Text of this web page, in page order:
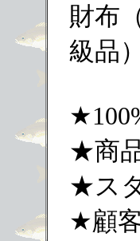
財布
級品
★商
★ス
★顧